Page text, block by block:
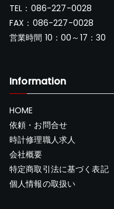
TEL：086-227-0028
FAX：086-227-0028
営業時間 10：00～17：30
Information
HOME
依頼・お問合せ
時計修理職人求人
会社概要
特定商取引法に基づく表記
個人情報の取扱い